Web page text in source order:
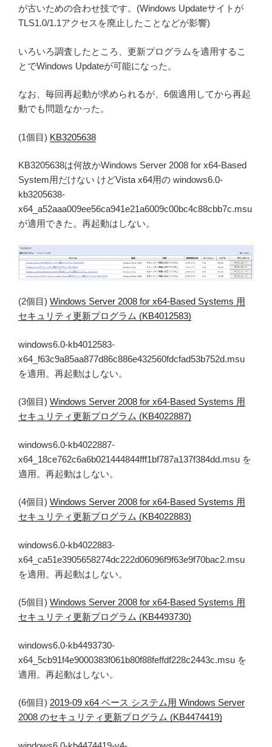
が古いための合わせ技です。(Windows Updateサイトが
TLS1.0/1.1アクセスを廃止したことなどが影響)
いろいろ調査したところ、更新プログラムを適用するこ
とでWindows Updateが可能になった。
なお、毎回再起動が求められるが、6個適用してから再起
動でも問題なかった。
(1個目) KB3205638
KB3205638は何故かWindows Server 2008 for x64-Based
System用だけない けどVista x64用の windows6.0-
kb3205638-
x64_a52aaa009ee56ca941e21a6009c00bc4c88cbb7c.msu
が適用できた。再起動はしない。
(2個目) Windows Server 2008 for x64-Based Systems 用
セキュリティ更新プログラム (KB4012583)
windows6.0-kb4012583-
x64_f63c9a85aa877d86c886e432560fdcfad53b752d.msu
を適用。再起動はしない。
(3個目) Windows Server 2008 for x64-Based Systems 用
セキュリティ更新プログラム (KB4022887)
windows6.0-kb4022887-
x64_18ce762c6a6b021444844fff1bf787a137f384dd.msu を
適用。再起動はしない。
(4個目) Windows Server 2008 for x64-Based Systems 用
セキュリティ更新プログラム (KB4022883)
windows6.0-kb4022883-
x64_ca51e3905658274dc222d06096f9f63e9f70bac2.msu
を適用。再起動はしない。
(5個目) Windows Server 2008 for x64-Based Systems 用
セキュリティ更新プログラム (KB4493730)
windows6.0-kb4493730-
x64_5cb91f4e9000383f061b80f88feffdf228c2443c.msu を
適用。再起動はしない。
(6個目) 2019-09 x64 ベース システム用 Windows Server
2008 のセキュリティ更新プログラム (KB4474419)